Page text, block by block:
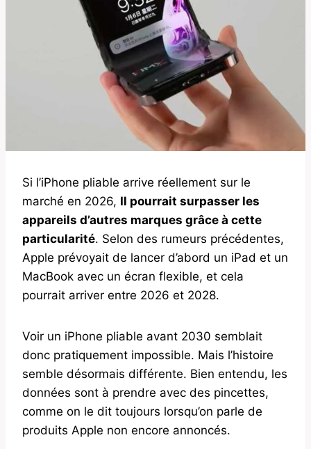
Si l’iPhone pliable arrive réellement sur le
marché en 2026, Il pourrait surpasser les
appareils d’autres marques grâce à cette
particularité. Selon des rumeurs précédentes,
Apple prévoyait de lancer d’abord un iPad et un
MacBook avec un écran flexible, et cela
pourrait arriver entre 2026 et 2028.
Voir un iPhone pliable avant 2030 semblait
donc pratiquement impossible. Mais l’histoire
semble désormais différente. Bien entendu, les
données sont à prendre avec des pincettes,
comme on le dit toujours lorsqu’on parle de
produits Apple non encore annoncés.